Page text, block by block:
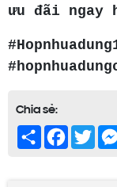
ưu đãi ngay
Chia sẻ:
Share